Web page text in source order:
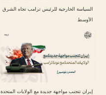
السياسة الخارجية للرئيس ترامب تجاه الشرق
الأوسط
إيران تتجنب مواجهة جديدة مع الولايات المتحدة